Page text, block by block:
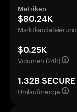
Metriken
$80.24K
Marktkapitalisierung
$0.25K
Volumen (24h)
1.32B SECURE
Umlaufmenge